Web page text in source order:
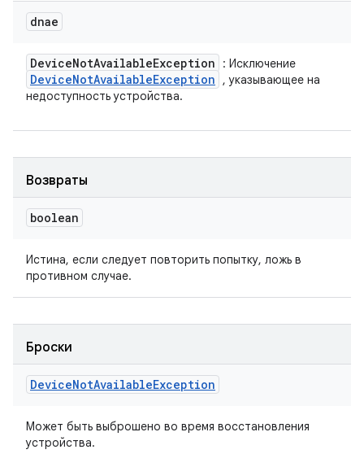
dnae
DeviceNotAvailableException : Исключение
DeviceNotAvailableException
, указывающее на
недоступность устройства.
Возвраты
boolean
Истина, если следует повторить попытку, ложь в
противном случае.
Броски
DeviceNotAvailableException
Может быть выброшено во время восстановления
устройства.